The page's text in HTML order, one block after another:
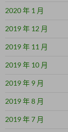
2020 年 1 月
2019 年 12 月
2019 年 11 月
2019 年 10 月
2019 年 9 月
2019 年 8 月
2019 年 7 月